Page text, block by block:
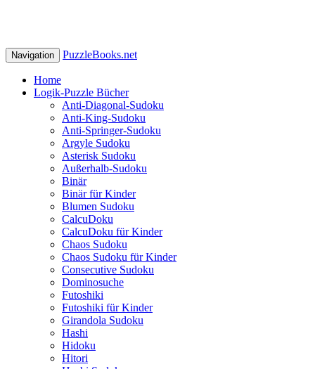
Navigation PuzzleBooks.net
Home
Logik-Puzzle Bücher
Anti-Diagonal-Sudoku
Anti-King-Sudoku
Anti-Springer-Sudoku
Argyle Sudoku
Asterisk Sudoku
Außerhalb-Sudoku
Binär
Binär für Kinder
Blumen Sudoku
CalcuDoku
CalcuDoku für Kinder
Chaos Sudoku
Chaos Sudoku für Kinder
Consecutive Sudoku
Dominosuche
Futoshiki
Futoshiki für Kinder
Girandola Sudoku
Hashi
Hidoku
Hitori